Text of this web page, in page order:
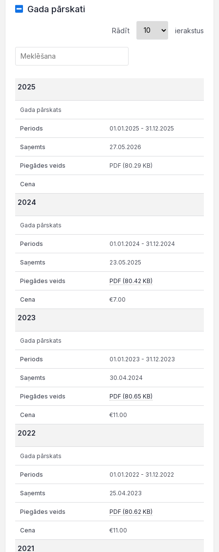
Gada pārskati
Rādīt ierakstus
2025
Gada pārskats
01.01.2025 - 31.12.2025
27.05.2026
PDF (80.29 KB)
2024
Gada pārskats
01.01.2024 - 31.12.2024
23.05.2025
PDF (80.42 KB)
€7.00
2023
Gada pārskats
01.01.2023 - 31.12.2023
30.04.2024
PDF (80.65 KB)
€11.00
2022
Gada pārskats
01.01.2022 - 31.12.2022
25.04.2023
PDF (80.62 KB)
€11.00
2021